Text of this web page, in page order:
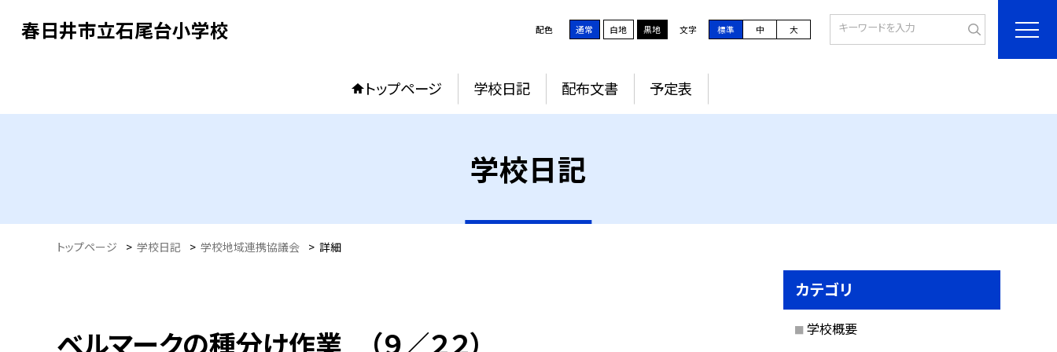
春日井市立石尾台小学校 配色 通常 白地 黒地 文字 標準 中 大
トップページ 学校日記 配布文書 予定表
学校日記
トップページ > 学校日記 > 学校地域連携協議会 > 詳細
ベルマークの種分け作業 （９／２２）
カテゴリ
学校概要